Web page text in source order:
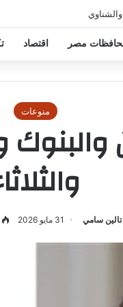
مصر اقتصاد
منوعات
تالين سامي 31 مايو 2026